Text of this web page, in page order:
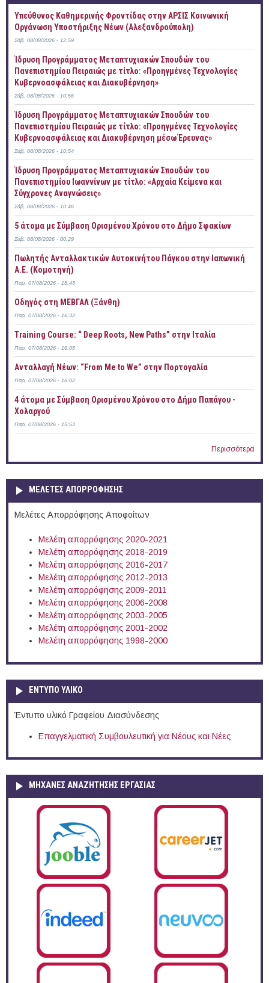
Yπεύθυνος Καθημερινής Φροντίδας στην ΑΡΣΙΣ Κοινωνική
Οργάνωση Υποστήριξης Νέων (Αλεξανδρούπολη)
Σάβ, 08/08/2026 - 12:59
Ίδρυση Προγράμματος Μεταπτυχιακών Σπουδών του
Πανεπιστημίου Πειραιώς με τίτλο: «Προηγμένες Τεχνολογίες
Κυβερνοασφάλειας και Διακυβέρνηση»
Σάβ, 08/08/2026 - 10:56
Ίδρυση Προγράμματος Μεταπτυχιακών Σπουδών του
Πανεπιστημίου Πειραιώς με τίτλο: «Προηγμένες Τεχνολογίες
Κυβερνοασφάλειας και Διακυβέρνηση μέσω Έρευνας»
Σάβ, 08/08/2026 - 10:54
Ίδρυση Προγράμματος Μεταπτυχιακών Σπουδών του
Πανεπιστημίου Ιωαννίνων με τίτλο: «Αρχαία Κείμενα και
Σύγχρονες Αναγνώσεις»
Σάβ, 08/08/2026 - 10:46
5 άτομα με Σύμβαση Ορισμένου Χρόνου στο Δήμο Σφακίων
Σάβ, 08/08/2026 - 00:29
Πωλητής Ανταλλακτικών Αυτοκινήτου Πάγκου στην Ιαπωνική
Α.Ε. (Κομοτηνή)
Παρ, 07/08/2026 - 18:43
Οδηγός στη ΜΕΒΓΑΛ (Ξάνθη)
Παρ, 07/08/2026 - 16:32
Training Course: “ Deep Roots, New Paths” στην Ιταλία
Παρ, 07/08/2026 - 16:05
Ανταλλαγή Νέων: “From Me to We” στην Πορτογαλία
Παρ, 07/08/2026 - 16:02
4 άτομα με Σύμβαση Ορισμένου Χρόνου στο Δήμο Παπάγου -
Χολαργού
Παρ, 07/08/2026 - 15:53
Περισσότερα
ΜΕΛΕΤΕΣ ΑΠΟΡΡΟΦΗΣΗΣ
Μελέτες Απορρόφησης Αποφοίτων
Μελέτη απορρόφησης 2020-2021
Μελέτη απορρόφησης 2018-2019
Μελέτη απορρόφησης 2016-2017
Μελέτη απορρόφησης 2012-2013
Μελέτη απορρόφησης 2009-2011
Μελέτη απορρόφησης 2006-2008
Μελέτη απορρόφησης 2003-2005
Μελέτη απορρόφησης 2001-2002
Μελέτη απορρόφησης 1998-2000
ΕΝΤΥΠΟ ΥΛΙΚΟ
Έντυπο υλικό Γραφείου Διασύνδεσης
Επαγγελματική Συμβουλευτική για Νέους και Νέες
ΜΗΧΑΝΕΣ ΑΝΑΖΗΤΗΣΗΣ ΕΡΓΑΣΙΑΣ